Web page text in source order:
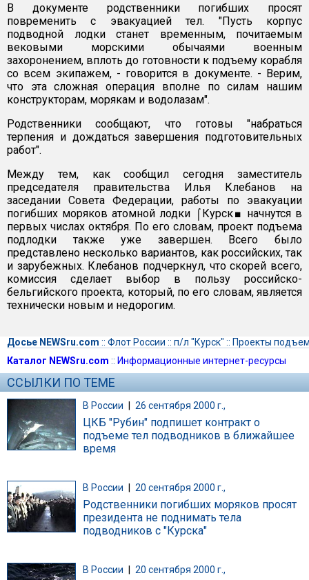
В документе родственники погибших просят
повременить с эвакуацией тел. "Пусть корпус
подводной лодки станет временным, почитаемым
вековыми морскими обычаями военным
захоронением, вплоть до готовности к подъему корабля
со всем экипажем, - говорится в документе. - Верим,
что эта сложная операция вполне по силам нашим
конструкторам, морякам и водолазам".
Родственники сообщают, что готовы "набраться
терпения и дождаться завершения подготовительных
работ".
Между тем, как сообщил сегодня заместитель
председателя правительства Илья Клебанов на
заседании Совета Федерации, работы по эвакуации
погибших моряков атомной лодки ⌠Курск■ начнутся в
первых числах октября. По его словам, проект подъема
подлодки также уже завершен. Всего было
представлено несколько вариантов, как российских, так
и зарубежных. Клебанов подчеркнул, что скорей всего,
комиссия сделает выбор в пользу российско-
бельгийского проекта, который, по его словам, является
технически новым и недорогим.
Досье NEWSru.com :: Флот России :: п/л "Курск" :: Проекты
Каталог NEWSru.com :: Информационные интернет-ресурсы
ССЫЛКИ ПО ТЕМЕ
В России | 26 сентября 2000 г.,
ЦКБ "Рубин" подпишет контракт о
подъеме тел подводников в ближайшее
время
В России 20 сентября 2000 г.,
Родственники погибших моряков просят
президента не поднимать тела
подводников с "Курска"
В России 20 сентября 2000 г.,